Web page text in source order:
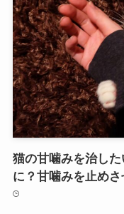
猫の甘噛みを治し
に？甘噛みを止め